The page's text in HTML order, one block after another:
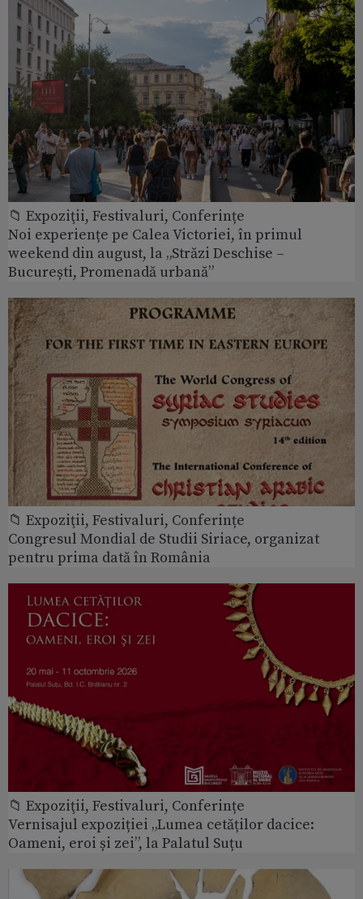
📁 Expoziţii, Festivaluri, Conferințe
Noi experiențe pe Calea Victoriei, în primul
weekend din august, la „Străzi Deschise –
București, Promenadă urbană”
📁 Expoziţii, Festivaluri, Conferințe
Congresul Mondial de Studii Siriace, organizat
pentru prima dată în România
📁 Expoziţii, Festivaluri, Conferințe
Vernisajul expoziției „Lumea cetăților dacice:
Oameni, eroi și zei”, la Palatul Suțu